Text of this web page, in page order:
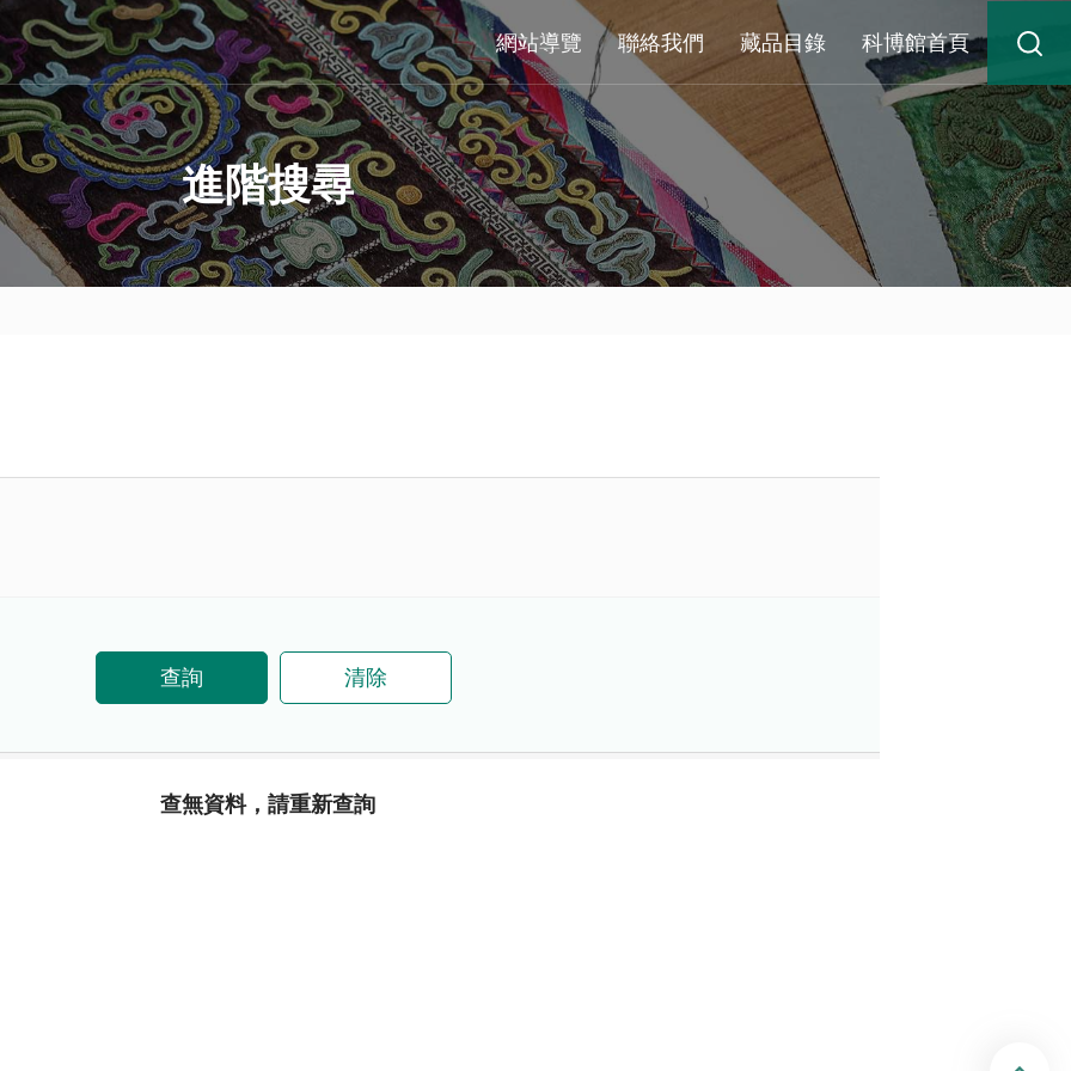
網站導覽 聯絡我們 藏品目錄 科博館首頁
進階搜尋
查詢 清除
查無資料，請重新查詢